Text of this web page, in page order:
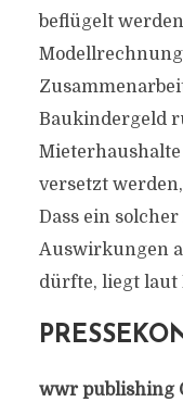
beflügelt
Baukindergeld
versetzt
Dass ein
Auswirkungen
dürfte, liegt laut
wwr publishing